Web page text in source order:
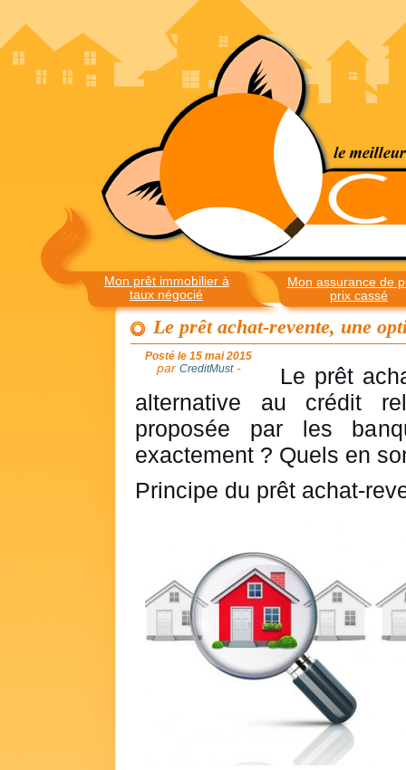
Mon prêt immobilier à
taux négocié
Mon assurance de
prix cassé
Le prêt achat-revente, une
Posté le 15 mai 2015
par CreditMust-
Le prêt
alternative au crédit
proposée par les
exactement ? Quels en
Principe du prêt achat-